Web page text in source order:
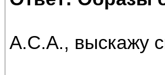
А.С.А., выскажу